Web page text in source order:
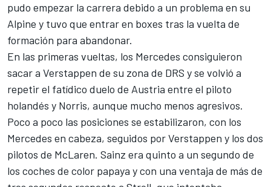
pudo empezar la carrera debido a un problema en su
Alpine y tuvo que entrar en boxes tras la vuelta de
formación para abandonar.
En las primeras vueltas, los Mercedes consiguieron
sacar a Verstappen de su zona de DRS y se volvió a
repetir el fatídico duelo de Austria entre el piloto
holandés y Norris, aunque mucho menos agresivos.
Poco a poco las posiciones se estabilizaron, con los
Mercedes en cabeza, seguidos por Verstappen y los dos
pilotos de McLaren. Sainz era quinto a un segundo de
los coches de color papaya y con una ventaja de más de